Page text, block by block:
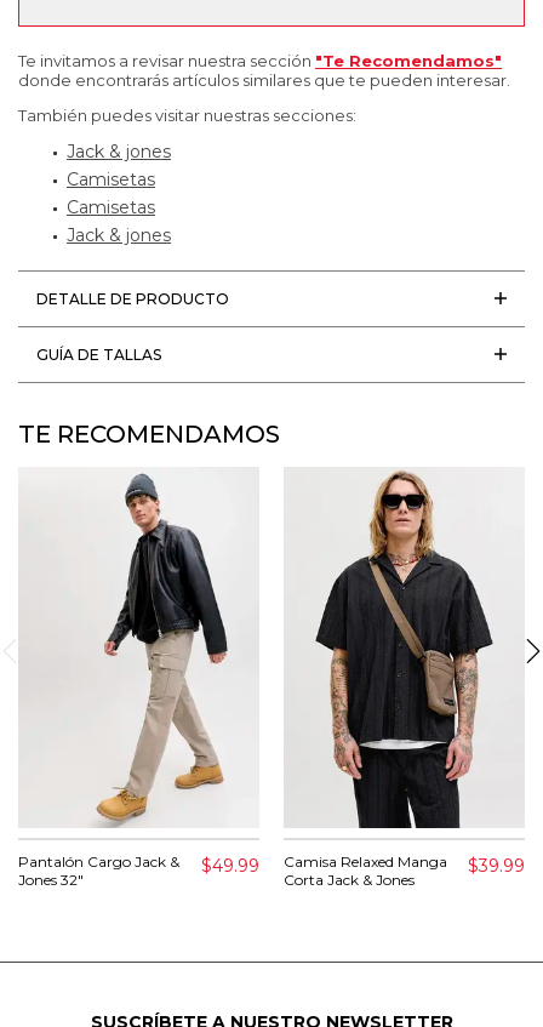
Te invitamos a revisar nuestra sección "Te Recomendamos"
donde encontrarás artículos similares que te pueden interesar.
También puedes visitar nuestras secciones:
Jack & jones
Camisetas
Camisetas
Jack & jones
DETALLE DE PRODUCTO
GUÍA DE TALLAS
TE RECOMENDAMOS
Pantalón Cargo Jack &
Jones 32"
$49.99
Camisa Relaxed Manga
Corta Jack & Jones
$39.99
SUSCRÍBETE A NUESTRO NEWSLETTER